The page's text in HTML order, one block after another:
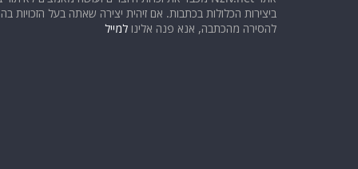
ביצירות הכלולות בכתבות. אם זיהית יצירה שאתה בעל הזכויות בה
להסירה מהכתבה, אנא פנה אלינו למייל